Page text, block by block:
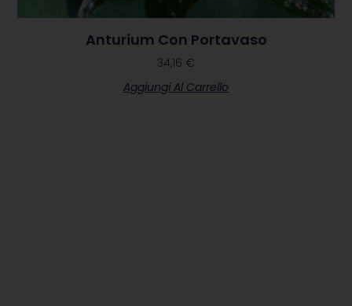
Anturium Con Portavaso
34,16 €
Aggiungi Al Carrello